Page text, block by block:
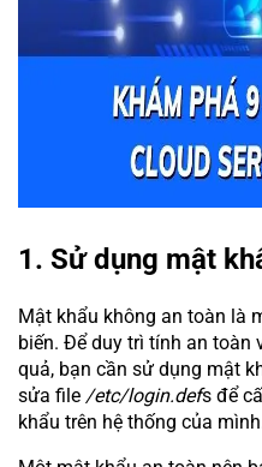
1. Sử dụng mật
Mật khẩu không an toàn là
biến. Để duy trì tính an toàn
quả, bạn cần sử dụng mật
sửa file /etc/login.defs để
khẩu trên hệ thống của